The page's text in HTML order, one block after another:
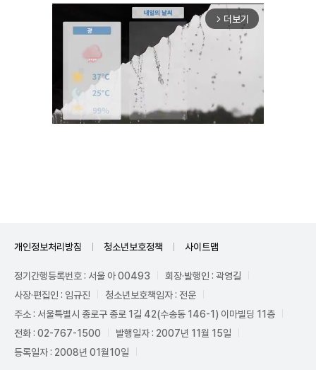
arrow_forward_ios 더보기
개인정보처리방침 청소년보호정책 사이트맵
정기간행등록번호 : 서울 아 00493
회장·발행인 : 곽영길
사장·편집인 : 임규진
청소년보호책임자 : 전운
주소 : 서울특별시 종로구 종로 1길 42(수송동 146-1) 이마빌딩 11층
전화 : 02-767-1500
발행일자 : 2007년 11월 15일
등록일자 : 2008년 01월10일